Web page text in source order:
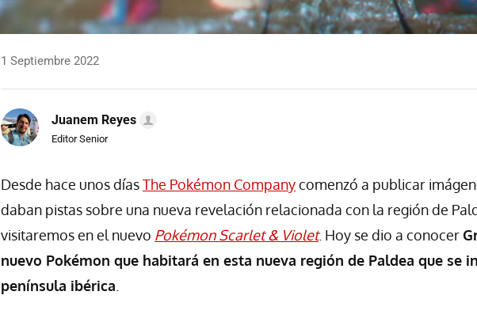
1 Septiembre 2022
Juanem Reyes
Editor Senior
Desde hace unos díasThe Pokémon Companycomenzó a publicar
daban pistas sobre una nueva revelación relacionada con la región de
visitaremos en el nuevo Pokémon Scarlet & Violet. Hoy se dio a conocer
nuevo Pokémon que habitará en esta nueva región de Paldea que se
península ibérica